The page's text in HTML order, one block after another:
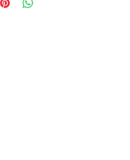
uniformity of colour.